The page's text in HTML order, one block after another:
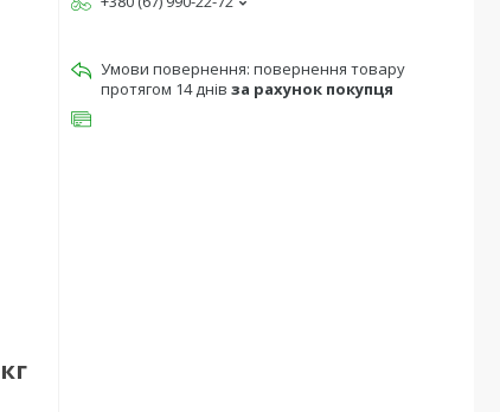
повернення товару
протягом 14 днів за рахунок покупця